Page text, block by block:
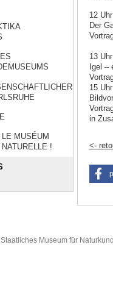
MUSÉUM
NATURELLE !
12 Uhr
Der
13 Uhr
Igel –
15 Uhr
in
<-
Museum für